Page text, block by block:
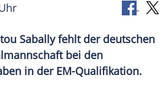
Sabally fehlt der deutschen
bei den
in der EM-Qualifikation.